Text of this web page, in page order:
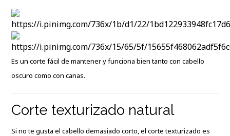
Es un corte fácil de mantener y funciona bien tanto con cabello
oscuro como con canas.
Corte texturizado natural
Si no te gusta el cabello demasiado corto, el corte texturizado es